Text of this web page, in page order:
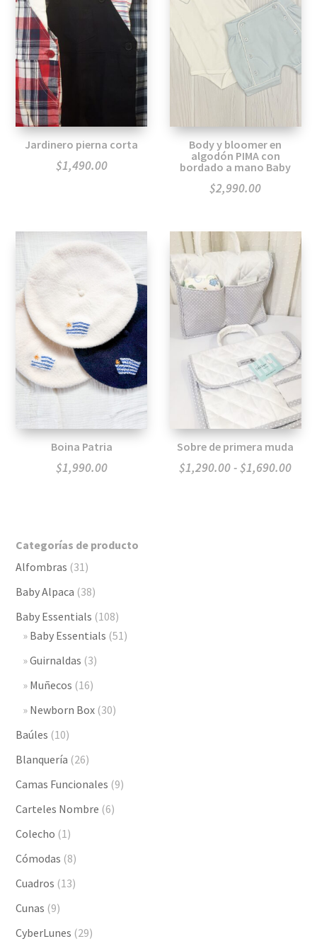
Jardinero pierna corta
$1,490.00
Body y bloomer en
algodón PIMA con
bordado a mano Baby
$2,990.00
Boina Patria
$1,990.00
Sobre de primera muda
$1,290.00-$1,690.00
Categorías de producto
Alfombras (31)
Baby Alpaca (38)
Baby Essentials (108)
Baby Essentials (51)
Guirnaldas (3)
Muñecos (16)
Newborn Box (30)
Baúles (10)
Blanquería (26)
Camas Funcionales (9)
Carteles Nombre (6)
Colecho (1)
Cómodas (8)
Cuadros (13)
Cunas (9)
CyberLunes (29)